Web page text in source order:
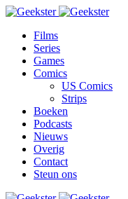
Films
Series
Games
Comics
US Comics
Strips
Boeken
Podcasts
Nieuws
Overig
Contact
Steun ons